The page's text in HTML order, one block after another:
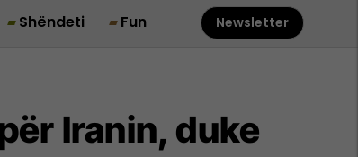
Shëndeti Fun Newsletter
Iranin, duke